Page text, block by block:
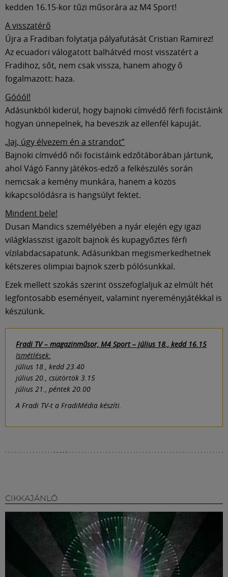
kedden 16.15-kor tűzi műsorára az M4 Sport!
A visszatérő
Újra a Fradiban folytatja pályafutását Cristian Ramirez!
Az ecuadori válogatott balhátvéd most visszatért a
Fradihoz, sőt, nem csak vissza, hanem ahogy ő
fogalmazott: haza.
Góóól!
Adásunkból kiderül, hogy bajnoki címvédő férfi focistáink
hogyan ünnepelnek, ha beveszik az ellenfél kapuját.
„Jaj, úgy élvezem én a strandot”
Bajnoki címvédő női focistáink edzőtáborában jártunk,
ahol Vágó Fanny játékos-edző a felkészülés során
nemcsak a kemény munkára, hanem a közös
kikapcsolódásra is hangsúlyt fektet.
Mindent bele!
Dusan Mandics személyében a nyár elején egy igazi
világklasszist igazolt bajnok és kupagyőztes férfi
vízilabdacsapatunk. Adásunkban megismerkedhetnek
kétszeres olimpiai bajnok szerb pólósunkkal.
Ezek mellett szokás szerint összefoglaljuk az elmúlt hét
legfontosabb eseményeit, valamint nyereményjátékkal is
készülünk.
Fradi TV – magazinműsor, M4 Sport – július 18., kedd 16.15
Ismétlések:
július 18., kedd 23.40
július 20., csütörtök 3.15
július 21., péntek 20.00
A Fradi TV-t a FradiMédia készíti.
CIKKAJÁNLÓ
Shop
Közösség
Múzeum
English